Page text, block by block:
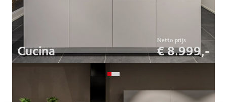
Cucina € 8.999,-